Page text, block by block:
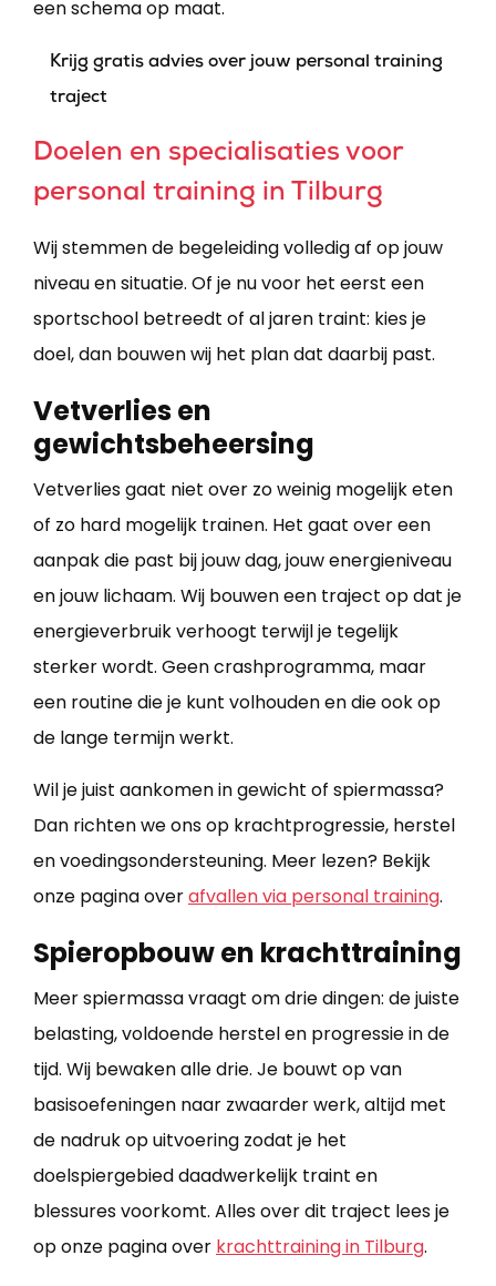
een schema op maat.
Krijg gratis advies over jouw personal training
traject
Doelen en specialisaties voor
personal training in Tilburg
Wij stemmen de begeleiding volledig af op jouw
niveau en situatie. Of je nu voor het eerst een
sportschool betreedt of al jaren traint: kies je
doel, dan bouwen wij het plan dat daarbij past.
Vetverlies en
gewichtsbeheersing
Vetverlies gaat niet over zo weinig mogelijk eten
of zo hard mogelijk trainen. Het gaat over een
aanpak die past bij jouw dag, jouw energieniveau
en jouw lichaam. Wij bouwen een traject op dat je
energieverbruik verhoogt terwijl je tegelijk
sterker wordt. Geen crashprogramma, maar
een routine die je kunt volhouden en die ook op
de lange termijn werkt.
Wil je juist aankomen in gewicht of spiermassa?
Dan richten we ons op krachtprogressie, herstel
en voedingsondersteuning. Meer lezen? Bekijk
onze pagina overafvallen via personal training​.
Spieropbouw en krachttraining
Meer spiermassa vraagt om drie dingen: de juiste
belasting, voldoende herstel en progressie in de
tijd. Wij bewaken alle drie. Je bouwt op van
basisoefeningen naar zwaarder werk, altijd met
de nadruk op uitvoering zodat je het
doelspiergebied daadwerkelijk traint en
blessures voorkomt. Alles over dit traject lees je
op onze pagina over krachttraining in Tilburg​.